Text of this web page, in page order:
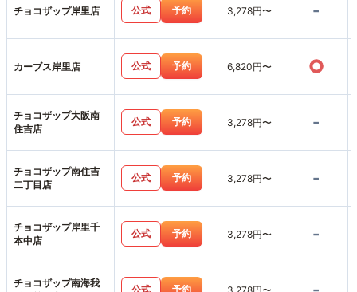
チョコザップ岸里店 公式 予約 3,278円〜 -
カーブス岸里店 公式 予約 6,820円〜 ○
チョコザップ大阪南
住吉店
公式 予約 3,278円〜 -
チョコザップ南住吉
二丁目店
公式 予約 3,278円〜 -
チョコザップ岸里千
本中店
公式 予約 3,278円〜 -
チョコザップ南海我
公式 予約